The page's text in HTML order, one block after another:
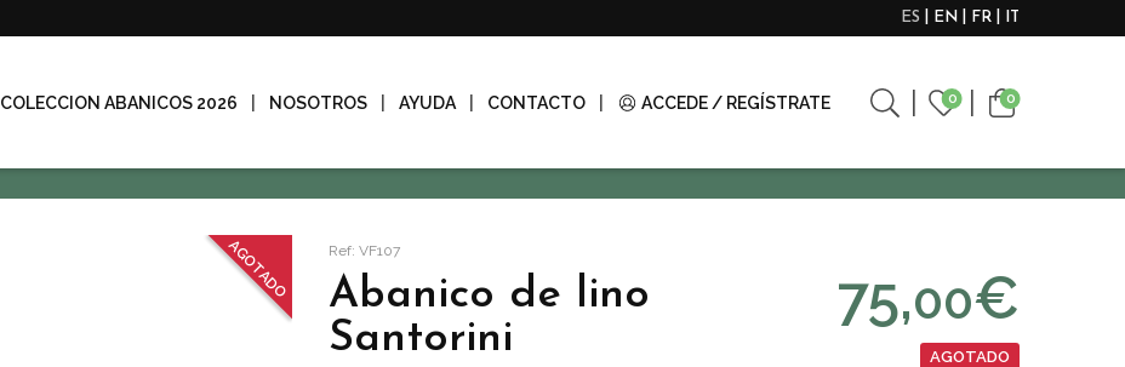
ES EN FR IT
COLECCION ABANICOS 2026 NOSOTROS AYUDA CONTACTO ACCEDE / REGÍSTRATE 0 0
AGOTADO Ref: VF107
Abanico de lino
Santorini
75,00€
AGOTADO